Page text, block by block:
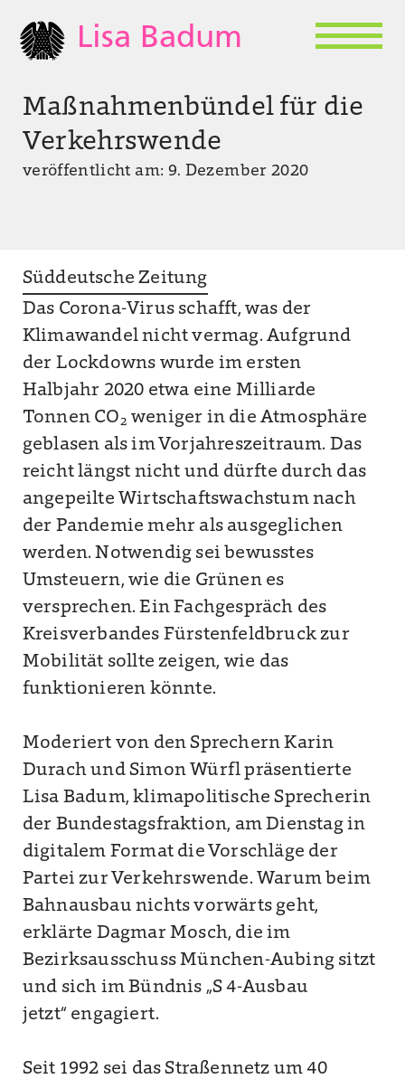
Lisa Badum
Maßnahmenbündel für die
Verkehrswende
veröffentlicht am: 9. Dezember 2020
Süddeutsche Zeitung
Das Corona-Virus schafft, was der
Klimawandel nicht vermag. Aufgrund
der Lockdowns wurde im ersten
Halbjahr 2020 etwa eine Milliarde
Tonnen CO₂ weniger in die Atmosphäre
geblasen als im Vorjahreszeitraum. Das
reicht längst nicht und dürfte durch das
angepeilte Wirtschaftswachstum nach
der Pandemie mehr als ausgeglichen
werden. Notwendig sei bewusstes
Umsteuern, wie die Grünen es
versprechen. Ein Fachgespräch des
Kreisverbandes Fürstenfeldbruck zur
Mobilität sollte zeigen, wie das
funktionieren könnte.
Moderiert von den Sprechern Karin
Durach und Simon Würfl präsentierte
Lisa Badum, klimapolitische Sprecherin
der Bundestagsfraktion, am Dienstag in
digitalem Format die Vorschläge der
Partei zur Verkehrswende. Warum beim
Bahnausbau nichts vorwärts geht,
erklärte Dagmar Mosch, die im
Bezirksausschuss München-Aubing sitzt
und sich im Bündnis „S 4-Ausbau
jetzt“ engagiert.
Seit 1992 sei das Straßennetz um 40